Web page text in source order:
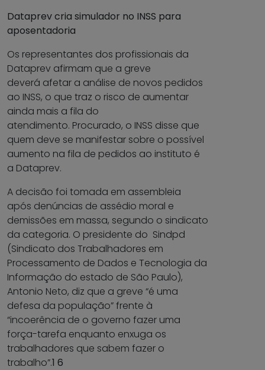
Dataprev cria simulador no INSS para
aposentadoria
Os representantes dos profissionais da
Dataprev afirmam que a greve
deverá afetar a análise de novos pedidos
ao INSS, o que traz o risco de aumentar
ainda mais a fila do
atendimento. Procurado, o INSS disse que
quem deve se manifestar sobre o possível
aumento na fila de pedidos ao instituto é
a Dataprev.
A decisão foi tomada em assembleia
após denúncias de assédio moral e
demissões em massa, segundo o sindicato
da categoria. O presidente do Sindpd
(Sindicato dos Trabalhadores em
Processamento de Dados e Tecnologia da
Informação do estado de São Paulo),
Antonio Neto, diz que a greve “é uma
defesa da população” frente à
“incoerência de o governo fazer uma
força-tarefa enquanto enxuga os
trabalhadores que sabem fazer o
trabalho”.1 6